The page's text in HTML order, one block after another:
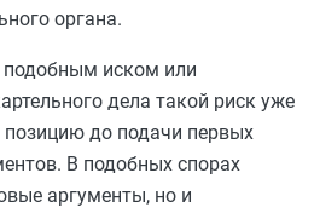
органа.
подобным иском или
дела такой риск уже
позицию до подачи первых
В подобных спорах
аргументы, но и